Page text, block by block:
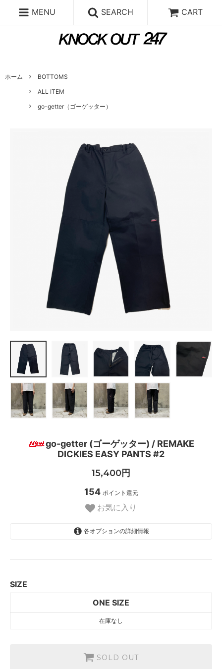
MENU SEARCH CART
ホーム
BOTTOMS
ALL ITEM
go-getter（ゴーゲッター）
go-getter (ゴーゲッター) / REMAKE
DICKIES EASY PANTS #2
15,400円
154 ポイント還元
お気に入り
各オプションの詳細情報
SIZE
ONE SIZE
在庫なし
SOLD OUT